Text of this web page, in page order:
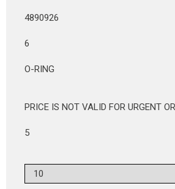
4890926
6
O-RING
PRICE IS NOT VALID FOR URGENT
5